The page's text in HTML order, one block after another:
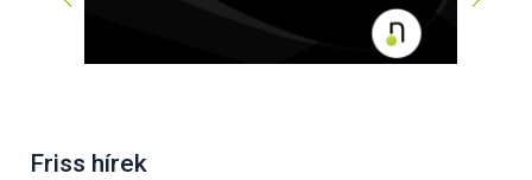
Friss hírek